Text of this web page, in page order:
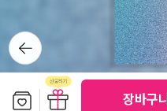
장바구니
뒤로가
기